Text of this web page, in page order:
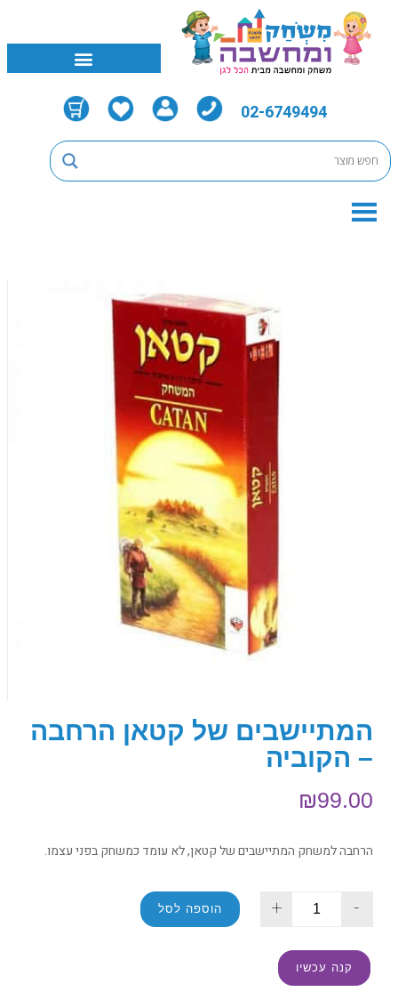
02-6749494
המתיישבים של קטאן הרחבה
– הקוביה
₪99.00
הרחבה למשחק המתיישבים של קטאן, לא עומד כמשחק בפני עצמו.
-
+ הוספה לסל
קנה עכשיו